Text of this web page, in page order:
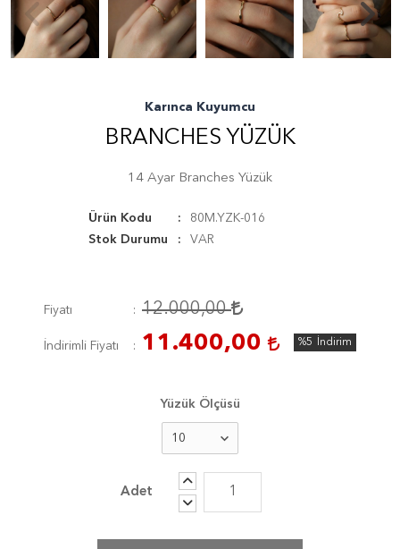
Karınca Kuyumcu
BRANCHES YÜZÜK
14 Ayar Branches Yüzük
Ürün Kodu
80M.YZK-016
Stok Durumu
VAR
Fiyatı 12.000,00
İndirimli Fiyatı 11.400,00 %5 İndirim
Yüzük Ölçüsü